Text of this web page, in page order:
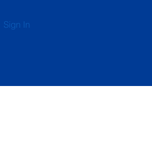
Sign In